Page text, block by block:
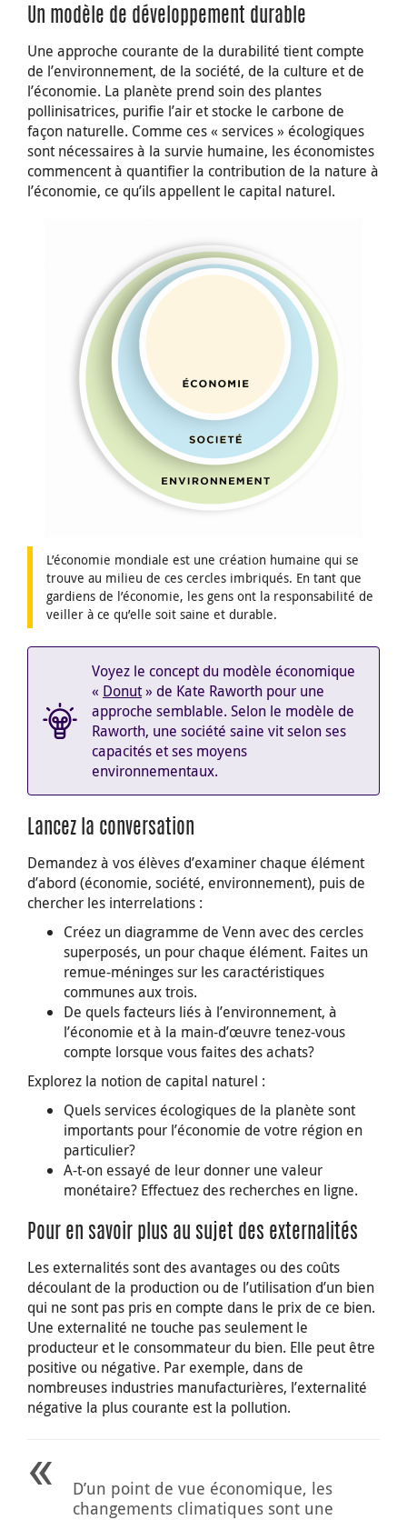
Un modèle de développement durable
Une approche courante de la durabilité tient compte
de l’environnement, de la société, de la culture et de
l’économie. La planète prend soin des plantes
pollinisatrices, purifie l’air et stocke le carbone de
façon naturelle. Comme ces « services » écologiques
sont nécessaires à la survie humaine, les économistes
commencent à quantifier la contribution de la nature à
l’économie, ce qu’ils appellent le capital naturel.
L’économie mondiale est une création humaine qui se
trouve au milieu de ces cercles imbriqués. En tant que
gardiens de l’économie, les gens ont la responsabilité de
veiller à ce qu’elle soit saine et durable.
Voyez le concept du modèle économique
« Donut» de Kate Raworth pour une
approche semblable. Selon le modèle de
Raworth, une société saine vit selon ses
capacités et ses moyens
environnementaux.
Lancez la conversation
Demandez à vos élèves d’examiner chaque élément
d’abord (économie, société, environnement), puis de
chercher les interrelations :
Créez un diagramme de Venn avec des cercles
superposés, un pour chaque élément. Faites un
remue-méninges sur les caractéristiques
communes aux trois.
De quels facteurs liés à l’environnement, à
l’économie et à la main-d’œuvre tenez-vous
compte lorsque vous faites des achats?
Explorez la notion de capital naturel :
Quels services écologiques de la planète sont
importants pour l’économie de votre région en
particulier?
A-t-on essayé de leur donner une valeur
monétaire? Effectuez des recherches en ligne.
Pour en savoir plus au sujet des externalités
Les externalités sont des avantages ou des coûts
découlant de la production ou de l’utilisation d’un bien
qui ne sont pas pris en compte dans le prix de ce bien.
Une externalité ne touche pas seulement le
producteur et le consommateur du bien. Elle peut être
positive ou négative. Par exemple, dans de
nombreuses industries manufacturières, l’externalité
négative la plus courante est la pollution.
D’un point de vue économique, les
changements climatiques sont une